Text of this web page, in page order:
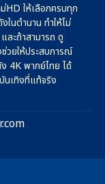
HD ให้เลือกครบทุก
นตำนาน ทำให้ไม่
ละถ้าสามารถ ดู
วยให้ประสบการณ์
4K พากย์ไทย ได้
นเทิงที่แท้จริง